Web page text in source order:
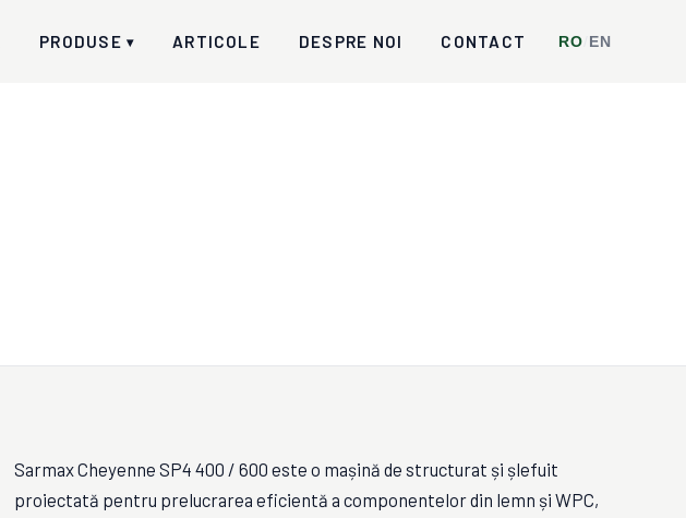
PRODUSE ▾ ARTICOLE DESPRE NOI CONTACT RO EN
Sarmax Cheyenne SP4 400 / 600 este o mașină de structurat și șlefuit
proiectată pentru prelucrarea eficientă a componentelor din lemn și WPC,